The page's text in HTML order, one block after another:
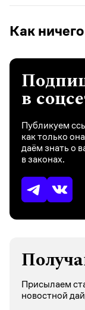
Как
в
Публикуем
как только
даём знать о
в законах.
Присылаем
новостной